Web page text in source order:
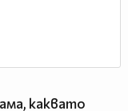
каквато